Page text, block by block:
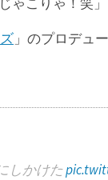
」のプロデュ
しかけた